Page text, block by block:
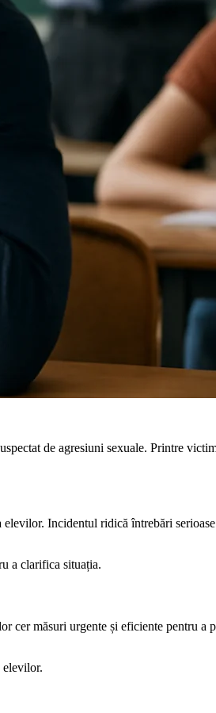
de agresiuni sexuale. Printre
Incidentul ridică întrebări
a clarifica situația.
cer măsuri urgente și eficiente pentru a
elevilor.